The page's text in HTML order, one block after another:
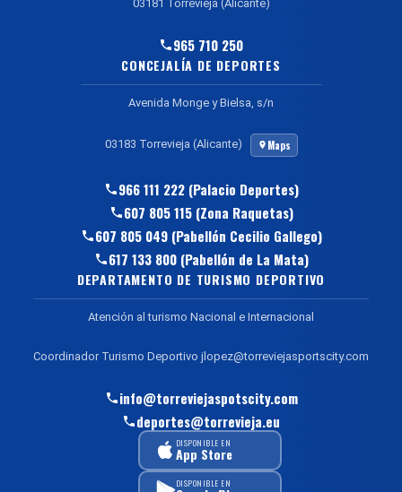
03181 Torrevieja (Alicante)
965 710 250
CONCEJALÍA DE DEPORTES
Avenida Monge y Bielsa, s/n
03183 Torrevieja (Alicante) Maps
966 111 222 (Palacio Deportes)
607 805 115 (Zona Raquetas)
607 805 049 (Pabellón Cecilio Gallego)
617 133 800 (Pabellón de La Mata)
DEPARTAMENTO DE TURISMO DEPORTIVO
Atención al turismo Nacional e Internacional
Coordinador Turismo Deportivo jlopez@torreviejasportscity.com
info@torreviejaspotscity.com
deportes@torrevieja.eu
DISPONIBLE EN
App Store
DISPONIBLE EN